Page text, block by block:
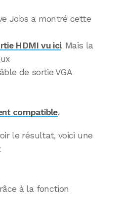
Jobs a montré cette
HDMI vu ici. Mais la
de sortie VGA
compatible.
le résultat, voici une
à la fonction